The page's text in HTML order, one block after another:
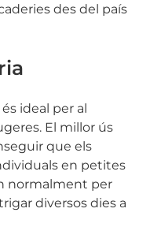
des del país
ideal per al
El millor ús
que els
en petites
normalment per
diversos dies a